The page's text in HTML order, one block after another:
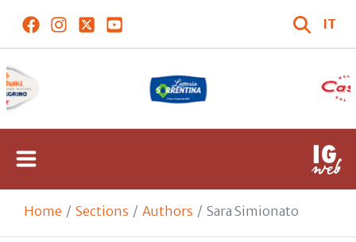
IT
Home Sections Authors Sara Simionato